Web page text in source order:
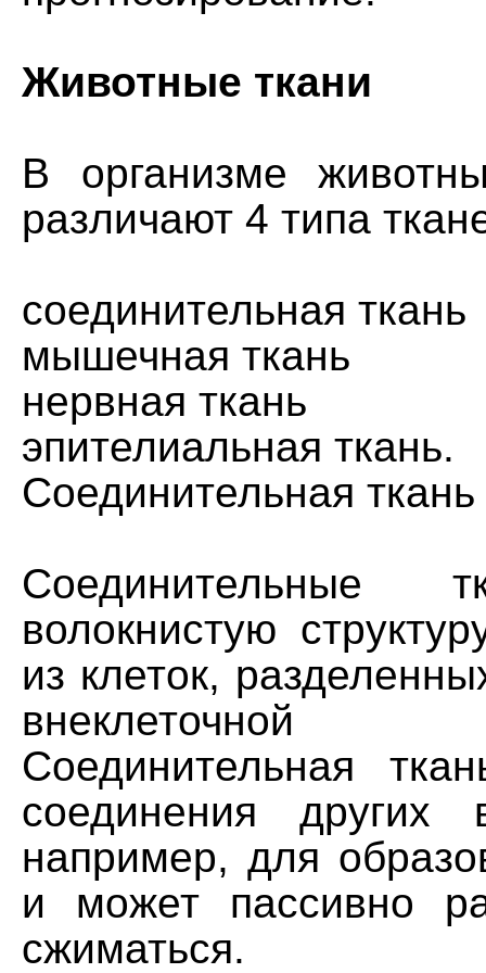
Животные ткани
В организме
различают 4 типа
соединительная ткань
мышечная ткань
нервная ткань
эпителиальная ткань.
Соединительная ткань
Соединительные
волокнистую
из клеток,
внеклеточной
Соединительная
соединения других
например, для
и может пассивно
сжиматься.